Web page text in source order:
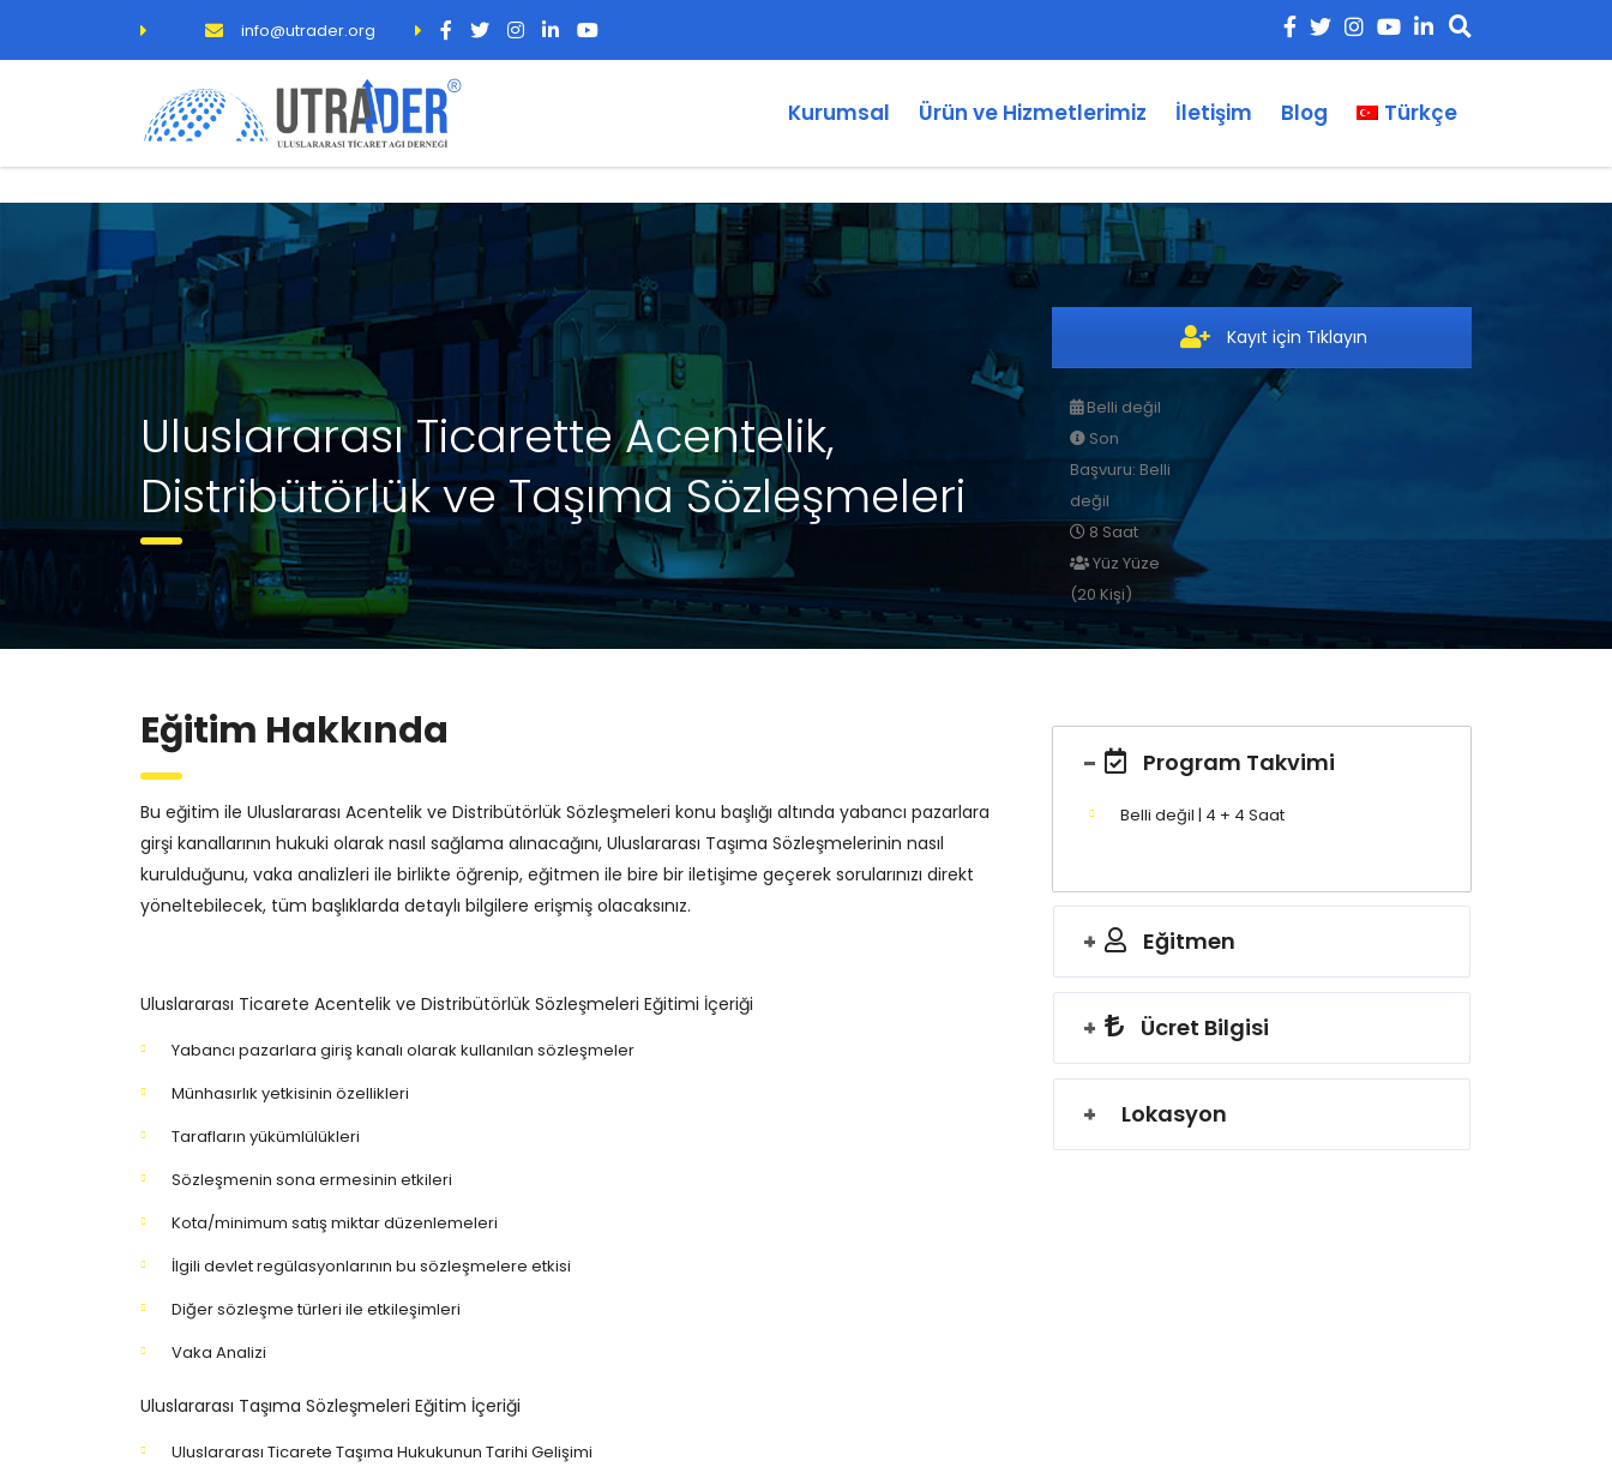
info@utrader.org
Kurumsal Ürün ve Hizmetlerimiz İletişim Blog Türkçe
Uluslararası Ticarette Acentelik,
Distribütörlük ve Taşıma Sözleşmeleri
Kayıt için Tıklayın
Belli değil
Son
Başvuru: Belli
değil
8 Saat
Yüz Yüze
(20 Kişi)
Eğitim Hakkında
Bu eğitim ile Uluslararası Acentelik ve Distribütörlük Sözleşmeleri konu başlığı altında yabancı pazarlara
girşi kanallarının hukuki olarak nasıl sağlama alınacağını, Uluslararası Taşıma Sözleşmelerinin nasıl
kurulduğunu, vaka analizleri ile birlikte öğrenip, eğitmen ile bire bir iletişime geçerek sorularınızı direkt
yöneltebilecek, tüm başlıklarda detaylı bilgilere erişmiş olacaksınız.
Uluslararası Ticarete Acentelik ve Distribütörlük Sözleşmeleri Eğitimi İçeriği
Yabancı pazarlara giriş kanalı olarak kullanılan sözleşmeler
Münhasırlık yetkisinin özellikleri
Tarafların yükümlülükleri
Sözleşmenin sona ermesinin etkileri
Kota/minimum satış miktar düzenlemeleri
İlgili devlet regülasyonlarının bu sözleşmelere etkisi
Diğer sözleşme türleri ile etkileşimleri
Vaka Analizi
Uluslararası Taşıma Sözleşmeleri Eğitim İçeriği
Uluslararası Ticarete Taşıma Hukukunun Tarihi Gelişimi
Program Takvimi
Belli değil | 4 + 4 Saat
Eğitmen
Ücret Bilgisi
Lokasyon